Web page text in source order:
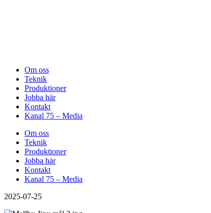
Om oss
Teknik
Produktioner
Jobba här
Kontakt
Kanal 75 – Media
Om oss
Teknik
Produktioner
Jobba här
Kontakt
Kanal 75 – Media
2025-07-25